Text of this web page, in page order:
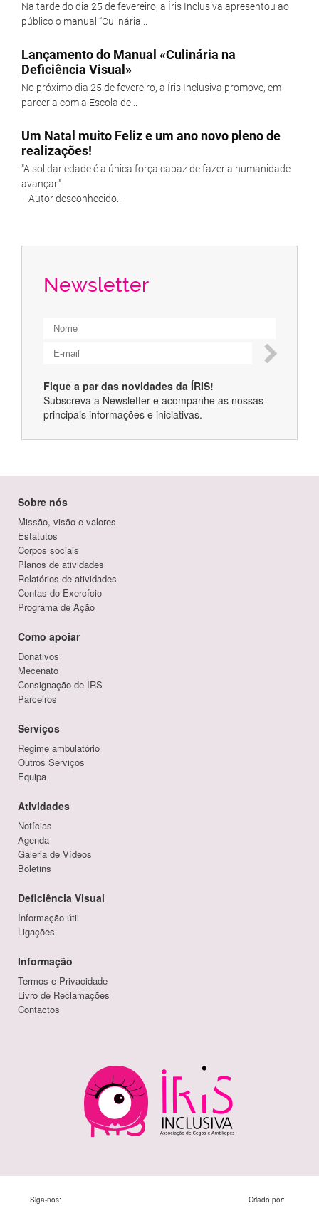
Na tarde do dia 25 de fevereiro, a Íris Inclusiva apresentou ao
público o manual “Culinária...
Lançamento do Manual «Culinária na
Deficiência Visual»
No próximo dia 25 de fevereiro, a Íris Inclusiva promove, em
parceria com a Escola de...
Um Natal muito Feliz e um ano novo pleno de
realizações!
"A solidariedade é a única força capaz de fazer a humanidade
avançar."
- Autor desconhecido...
Newsletter
Fique a par das novidades da ÍRIS!
Subscreva a Newsletter e acompanhe as nossas
principais informações e iniciativas.
Sobre nós
Missão, visão e valores
Estatutos
Corpos sociais
Planos de atividades
Relatórios de atividades
Contas do Exercício
Programa de Ação
Como apoiar
Donativos
Mecenato
Consignação de IRS
Parceiros
Serviços
Regime ambulatório
Outros Serviços
Equipa
Atividades
Notícias
Agenda
Galeria de Vídeos
Boletins
Deficiência Visual
Informação útil
Ligações
Informação
Termos e Privacidade
Livro de Reclamações
Contactos
Criado por:
Siga-nos: